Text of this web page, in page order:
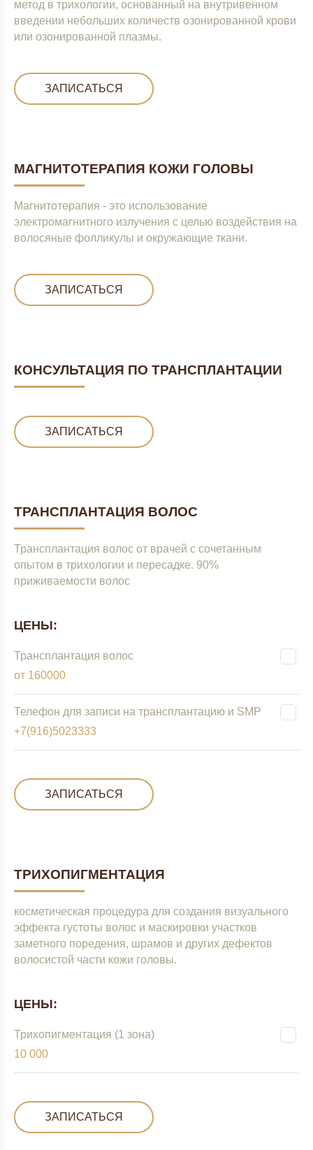
метод в трихологии, основанный на внутривенном
введении небольших количеств озонированной крови
или озонированной плазмы.
ЗАПИСАТЬСЯ
МАГНИТОТЕРАПИЯ КОЖИ ГОЛОВЫ
Магнитотерапия - это использование
электромагнитного излучения с целью воздействия на
волосяные фолликулы и окружающие ткани.
ЗАПИСАТЬСЯ
КОНСУЛЬТАЦИЯ ПО ТРАНСПЛАНТАЦИИ
ЗАПИСАТЬСЯ
ТРАНСПЛАНТАЦИЯ ВОЛОС
Трансплантация волос от врачей с сочетанным
опытом в трихологии и пересадке. 90%
приживаемости волос
ЦЕНЫ:
Трансплантация волос
от 160000
Телефон для записи на трансплантацию и SMP
+7(916)5023333
ЗАПИСАТЬСЯ
ТРИХОПИГМЕНТАЦИЯ
косметическая процедура для создания визуального
эффекта густоты волос и маскировки участков
заметного поредения, шрамов и других дефектов
волосистой части кожи головы.
ЦЕНЫ:
Трихопигментация (1 зона)
10 000
ЗАПИСАТЬСЯ